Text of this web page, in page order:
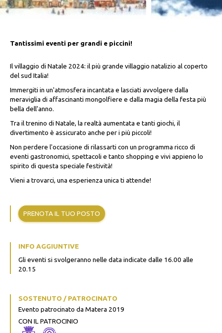
Tantissimi eventi per grandi e piccini!
Il villaggio di Natale 2024: il più grande villaggio natalizio al coperto
del sud Italia!
Immergiti in un'atmosfera incantata e lasciati avvolgere dalla
meraviglia di affascinanti mongolfiere e dalla magia della festa più
bella dell'anno.
Tra il trenino di Natale, la realtà aumentata e tanti giochi, il
divertimento è assicurato anche per i più piccoli!
Non perdere l'occasione di rilassarti con un programma ricco di
eventi gastronomici, spettacoli e tanto shopping e vivi appieno lo
spirito di questa speciale festività!
Vieni a trovarci, una esperienza unica ti attende!
PRENOTA IL TUO POSTO
INFO AGGIUNTIVE
Gli eventi si svolgeranno nelle data indicate dalle 16.00 alle
20.15
SOSTENUTO / PATROCINATO
Evento patrocinato da Matera 2019
CON IL PATROCINIO